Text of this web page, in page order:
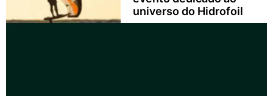
universo do Hidrofoil